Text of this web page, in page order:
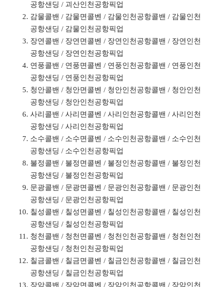
공항샌딩 / 괴산인천공항픽업
감물콜밴 / 감물면콜벤 / 감물인천공항콜밴 / 감물인천
공항샌딩 / 감물인천공항픽업
장연콜밴 / 장연면콜벤 / 장연인천공항콜밴 / 장연인천
공항샌딩 / 장연인천공항픽업
연풍콜밴 / 연풍면콜벤 / 연풍인천공항콜밴 / 연풍인천
공항샌딩 / 연풍인천공항픽업
청안콜밴 / 청안면콜벤 / 청안인천공항콜밴 / 청안인천
공항샌딩 / 청안인천공항픽업
사리콜밴 / 사리면콜벤 / 사리인천공항콜밴 / 사리인천
공항샌딩 / 사리인천공항픽업
소수콜밴 / 소수면콜벤 / 소수인천공항콜밴 / 소수인천
공항샌딩 / 소수인천공항픽업
불정콜밴 / 불정면콜벤 / 불정인천공항콜밴 / 불정인천
공항샌딩 / 불정인천공항픽업
문광콜밴 / 문광면콜벤 / 문광인천공항콜밴 / 문광인천
공항샌딩 / 문광인천공항픽업
칠성콜밴 / 칠성면콜벤 / 칠성인천공항콜밴 / 칠성인천
공항샌딩 / 칠성인천공항픽업
청천콜밴 / 청천면콜벤 / 청천인천공항콜밴 / 청천인천
공항샌딩 / 청천인천공항픽업
칠금콜밴 / 칠금면콜벤 / 칠금인천공항콜밴 / 칠금인천
공항샌딩 / 칠금인천공항픽업
장암콜밴 / 장암면콜벤 / 장암인천공항콜밴 / 장암인천